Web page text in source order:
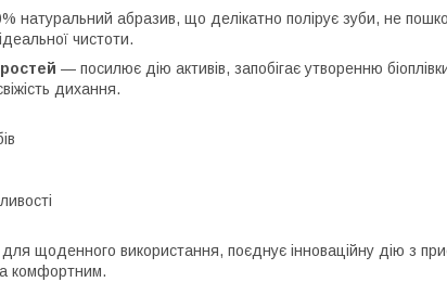
натуральний абразив, що делікатно полірує зуби, не
чистоти.
— посилює дію активів, запобігає утворенню
дихання.
щоденного використання, поєднує інноваційну дію з
комфортним.